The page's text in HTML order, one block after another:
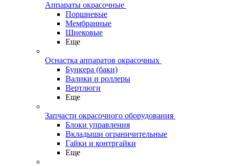
Аппараты окрасочные
Поршневые
Мембранные
Шнековые
Еще
Оснастка аппаратов окрасочных
Бункера (баки)
Валики и роллеры
Вертлюги
Еще
Запчасти окрасочного оборудования
Блоки управления
Вкладыши ограничительные
Гайки и контргайки
Еще